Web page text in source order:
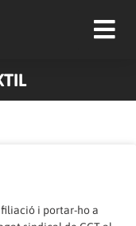
i portar-ho a